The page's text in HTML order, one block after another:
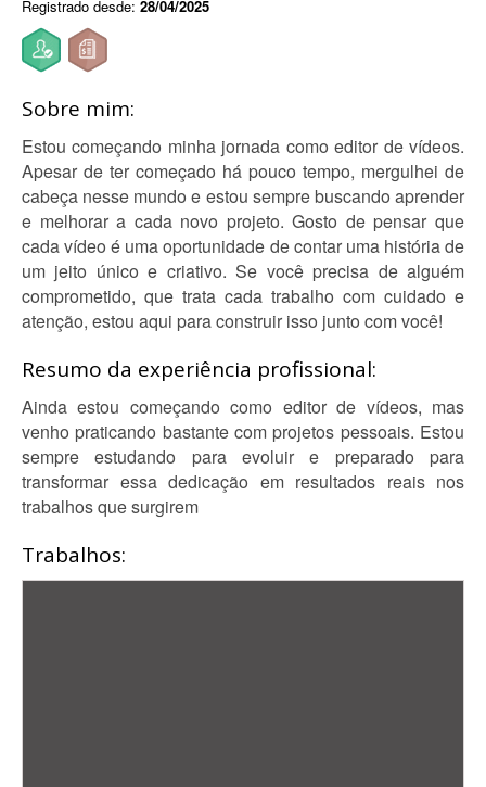
Registrado desde: 28/04/2025
Sobre mim:
Estou começando minha jornada como editor de vídeos.
Apesar de ter começado há pouco tempo, mergulhei de
cabeça nesse mundo e estou sempre buscando aprender
e melhorar a cada novo projeto. Gosto de pensar que
cada vídeo é uma oportunidade de contar uma história de
um jeito único e criativo. Se você precisa de alguém
comprometido, que trata cada trabalho com cuidado e
atenção, estou aqui para construir isso junto com você!
Resumo da experiência profissional:
Ainda estou começando como editor de vídeos, mas
venho praticando bastante com projetos pessoais. Estou
sempre estudando para evoluir e preparado para
transformar essa dedicação em resultados reais nos
trabalhos que surgirem
Trabalhos: